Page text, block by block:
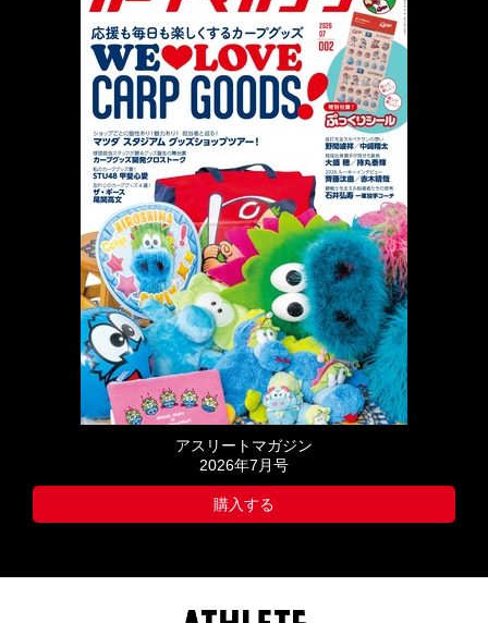
アスリートマガジン
2026年7月号
購入する